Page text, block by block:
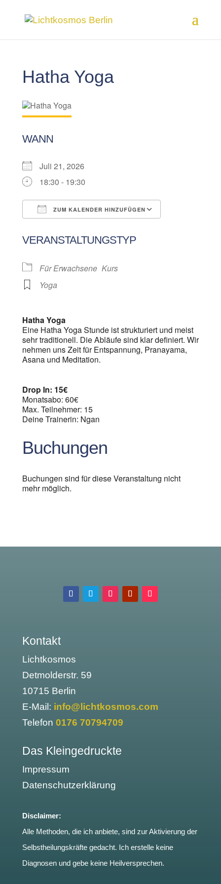
Hatha Yoga
WANN
Juli 21, 2026
18:30 - 19:30
ZUM KALENDER HINZUFÜGEN
VERANSTALTUNGSTYP
Für Erwachsene Kurs
Yoga
Hatha Yoga
Eine Hatha Yoga Stunde ist strukturiert und meist
sehr traditionell. Die Abläufe sind klar definiert. Wir
nehmen uns Zeit für Entspannung, Pranayama,
Asana und Meditation.
Drop In: 15€
Monatsabo: 60€
Max. Teilnehmer: 15
Deine Trainerin: Ngan
Buchungen
Buchungen sind für diese Veranstaltung nicht
mehr möglich.
Kontakt
Lichtkosmos
Detmolderstr. 59
10715 Berlin
E-Mail: info@lichtkosmos.com
Telefon 0176 70794709
Das Kleingedruckte
Impressum
Datenschutzerklärung
Disclaimer:
Alle Methoden, die ich anbiete, sind zur Aktivierung der
Selbstheilungskräfte gedacht. Ich erstelle keine
Diagnosen und gebe keine Heilversprechen.